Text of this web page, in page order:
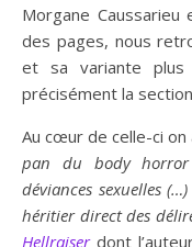
Morgane
des pages, nous
et sa variante plus
précisément la
Au cœur de celle-ci
pan du body horror
déviances sexuelles
héritier direct des
Hellraiserdont